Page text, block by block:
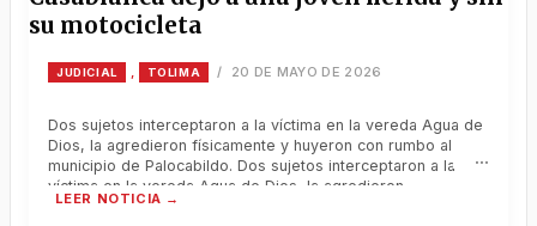
su motocicleta
JUDICIAL TOLIMA / 20 DE MAYO DE 2026
Dos sujetos interceptaron a la víctima en la vereda Agua de
Dios, la agredieron físicamente y huyeron con rumbo al
municipio de Palocabildo. Dos sujetos interceptaron a la
víctima en la vereda Agua de Dios, la agredieron
físicamente y huyeron con rumbo al municipio de